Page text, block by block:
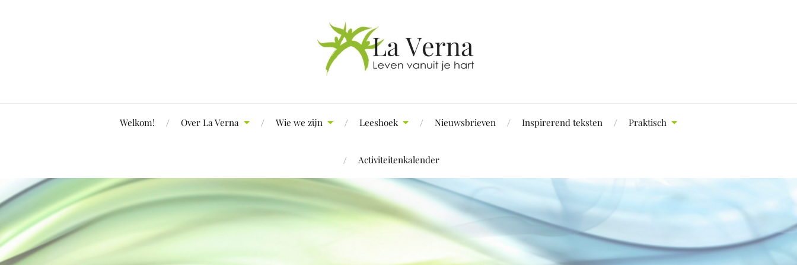
Welkom! Over La Verna Wie we zijn Leeshoek Nieuwsbrieven Inspirerend teksten Praktisch
Activiteitenkalender